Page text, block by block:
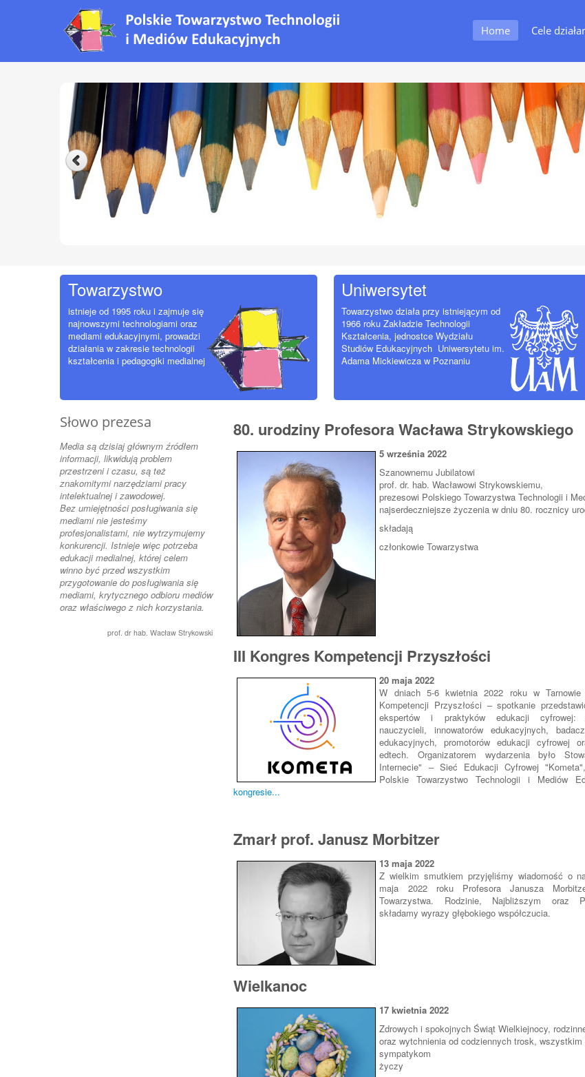
Home Cele
Towarzystwo
istnieje od 1995 roku i zajmuje się
najnowszymi technologiami oraz
mediami edukacyjnymi, prowadzi
działania w zakresie technologii
kształcenia i pedagogiki medialnej
Uniwersytet
Towarzystwo działa przy istniejącym od
1966 roku Zakładzie Technologii
Kształcenia, jednostce Wydziału
Studiów Edukacyjnych Uniwersytetu im.
Adama Mickiewicza w Poznaniu
Słowo prezesa
Media są dzisiaj głównym źródłem
informacji, likwidują problem
przestrzeni i czasu, są też
znakomitymi narzędziami pracy
intelektualnej i zawodowej.
Bez umiejętności posługiwania się
mediami nie jesteśmy
profesjonalistami, nie wytrzymujemy
konkurencji. Istnieje więc potrzeba
edukacji medialnej, której celem
winno być przed wszystkim
przygotowanie do posługiwania się
mediami, krytycznego odbioru mediów
oraz właściwego z nich korzystania.
prof. dr hab. Wacław Strykowski
80. urodziny Profesora Wacława Strykowskiego
5 września 2022
Szanownemu Jubilatowi
prof. dr. hab. Wacławowi Strykowskiemu,
prezesowi Polskiego Towarzystwa Technologii i
najserdeczniejsze życzenia w dniu 80. rocznicy
składają
członkowie Towarzystwa
III Kongres Kompetencji Przyszłości
20 maja 2022
W dniach 5-6 kwietnia 2022 roku w
Kompetencji Przyszłości – spotkanie
ekspertów i praktyków edukacji cyfrowej:
nauczycieli, innowatorów edukacyjnych,
edukacyjnych, promotorów edukacji cyfrowej
edtech. Organizatorem wydarzenia było
Internecie" – Sieć Edukacji Cyfrowej
Polskie Towarzystwo Technologii i Mediów
kongresie...
Zmarł prof. Janusz Morbitzer
13 maja 2022
Z wielkim smutkiem przyjęliśmy wiadomość o
maja 2022 roku Profesora Janusza
Towarzystwa. Rodzinie, Najbliższym oraz
składamy wyrazy głębokiego współczucia.
Wielkanoc
17 kwietnia 2022
Zdrowych i spokojnych Świąt Wielkiejnocy,
oraz wytchnienia od codziennych trosk, wszystkim
sympatykom
życzy